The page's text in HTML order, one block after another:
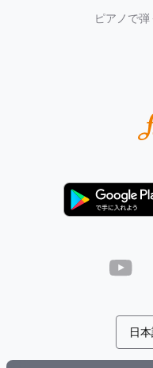
ピアノで